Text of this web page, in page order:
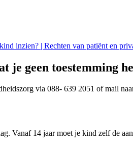
inzien? | Rechten van patiënt en
je geen toestemming
via 088- 639 2051 of mail
Vanaf 14 jaar moet je kind zelf de